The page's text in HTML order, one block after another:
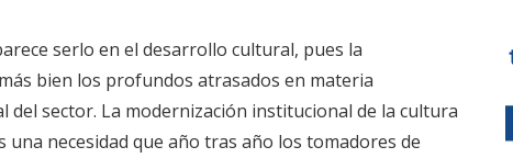
serlo en el desarrollo cultural, pues la
bien los profundos atrasados en materia
sector. La modernización institucional de la cultura
necesidad que año tras año los tomadores de